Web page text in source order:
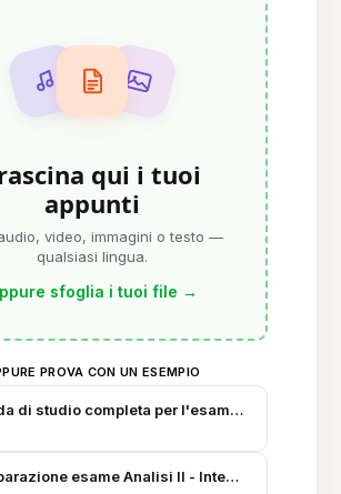
qui i tuoi
appunti
video, immagini o testo —
qualsiasi lingua.
sfoglia i tuoi file →
PROVA CON UN ESEMPIO
di studio completa per l'esame di Biologia
esame Analisi II - Integrali e serie